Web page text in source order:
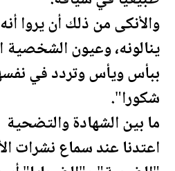
والأنكى من ذلك أن يروا
ينالونه، وعيون
ببأس ويأس وتردد في
شكورا".
ما بين الشهادة والتضحية
اعتدنا عند سماع نشرات